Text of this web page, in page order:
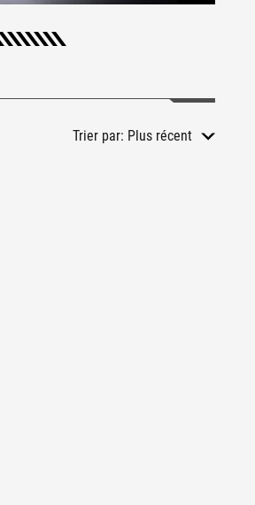
Trier par: Plus récent